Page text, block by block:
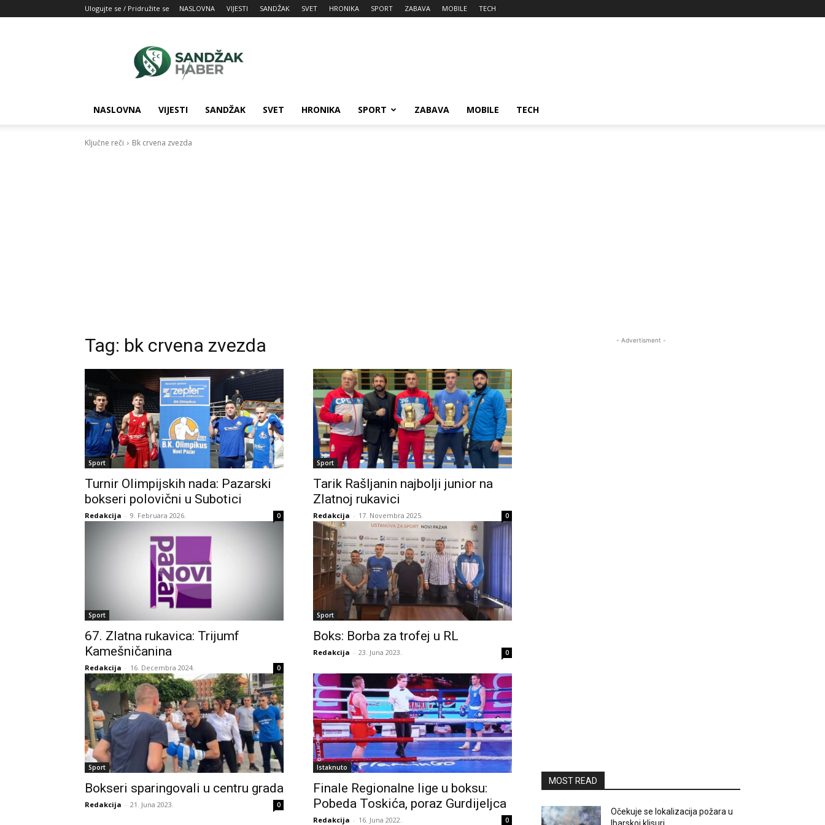
Ulogujte se / Pridružite se NASLOVNA VIJESTI SANDŽAK SVET HRONIKA SPORT ZABAVA MOBILE TECH
Vaš
izvor
NASLOVNA VIJESTI SANDŽAK SVET HRONIKA SPORT ZABAVA MOBILE TECH
Ključne reči Bk crvena zvezda
Tag: bk crvena zvezda
Sport
Turnir Olimpijskih nada: Pazarski
bokseri polovični u Subotici
Redakcija - 9. Februara 2026. 0
Sport
Tarik Rašljanin najbolji junior na
Zlatnoj rukavici
Redakcija - 17. Novembra 2025. 0
Sport
67. Zlatna rukavica: Trijumf
Kamešničanina
Redakcija - 16. Decembra 2024. 0
Sport
Boks: Borba za trofej u RL
Redakcija - 23. Juna 2023. 0
Sport
Bokseri sparingovali u centru grada
Redakcija - 21. Juna 2023. 0
Istaknuto
Finale Regionalne lige u boksu:
Pobeda Toskića, poraz Gurdijeljca
Redakcija - 16. Juna 2022. 0
- Advertisment -
MOST READ
Očekuje se lokalizacija požara u